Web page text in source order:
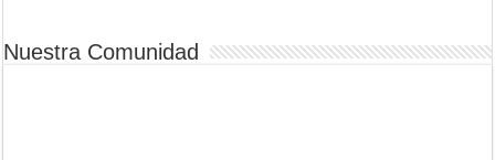
Nuestra Comunidad